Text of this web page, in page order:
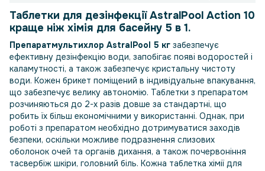
Таблетки для дезінфекції AstralPool Action 10
краще ніж хімія для басейну 5 в 1.
Препаратмультихлор AstralPool 5 кг забезпечує
ефективну дезінфекцію води, запобігає появі водоростей і
каламутності, а також забезпечує кристальну чистоту
води. Кожен брикет поміщений в індивідуальне впакування,
що забезпечує велику автономію. Таблетки з препаратом
розчиняються до 2-х разів довше за стандартні, що
робить їх більш економічними у використанні. Однак, при
роботі з препаратом необхідно дотримуватися заходів
безпеки, оскільки можливе подразнення слизових
оболонок очей та органів дихання, а також почервоніння
тасвербіж шкіри, головний біль. Кожна таблетка хімії для